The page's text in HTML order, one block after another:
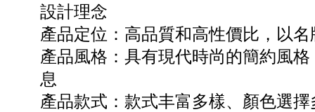
設計理念
產品定位：高品質和高性價比，以
產品風格：具有現代時尚的簡約風
息
產品款式：款式丰富多樣、顏色選